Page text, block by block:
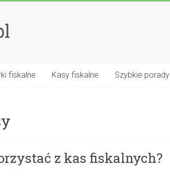
fiskalne Kasy fiskalne Szybkie porady
z kas fiskalnych?